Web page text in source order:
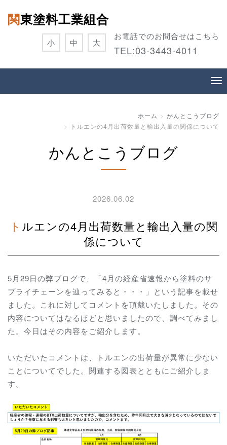
関東塗料工業組合
お電話でのお問合せはこちら
TEL:03-3443-4011
小 中 大
ホーム
かんとこうブログ
トルエンの4月出荷数量と輸出入量の関係について
かんとこうブログ
2026.06.02
トルエンの4月出荷数量と輸出入量の関
係について
5月29日の弊ブログで、「4月の経産省速報から塗料のサ
プライチェーンを辿ってみると・・・」という記事を載せ
ました。これに対してコメントを頂戴いたしました。その
内容についてはなるほどと思いましたので、調べてみまし
た。今日はその内容をご紹介します。
いただいたコメントは、トルエンの出荷量が異常に少ない
ことについてでした。関連する図表とともにご紹介しま
す。